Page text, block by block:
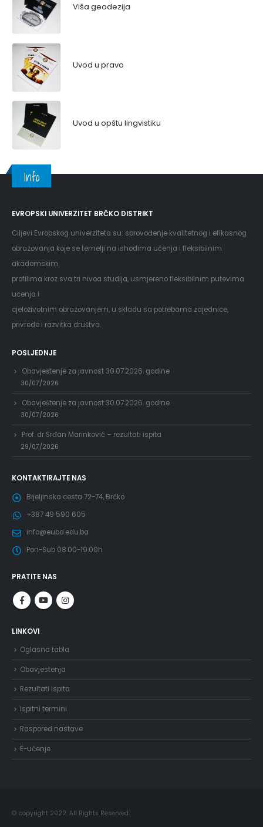
Viša geodezija
Uvod u pravo
Uvod u opštu lingvistiku
Info
EVROPSKI UNIVERZITET BRČKO DISTRIKT
Ciljevi Evropskog univerziteta su: sprovođenje kvalitetnog i efikasnog
obrazovanja koje se temelji na ishodima učenja i fleksibilnim
akademskim
profilima kroz sva tri nivoa studija, usmjereno fleksibilnim putevima
učenja i
cjeloživotnim obrazovanjem, u skladu sa potrebama zajednice,
privrede i razvitka društva.
POSLJEDNJE
Obavještenje za javnost 30.07.2026. godine
30/07/2026
Obavještenje za javnost 30.07.2026. godine
30/07/2026
Prof. dr Srđan Marinković – rezultati ispita
29/07/2026
KONTAKTIRAJTE NAS
Bijeljinska cesta 72-74, Brčko
+387 49 590 605
info@eubd.edu.ba
Pon-Sub 08.00-19.00h
PRATITE NAS
LINKOVI
Oglasna tabla
Obavjestenja
Rezultati ispita
Ispitni termini
Raspored nastave
E-učenje
© copyright 2022. All Rights Reserved.